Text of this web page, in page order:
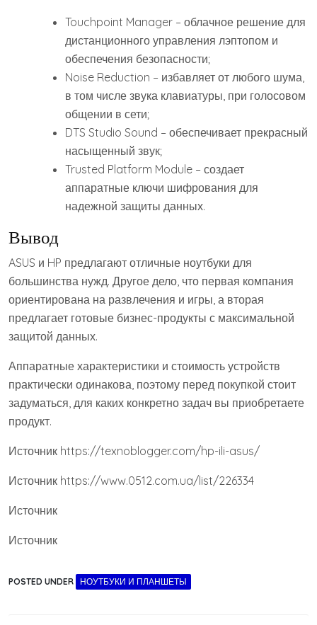
Touchpoint Manager – облачное решение для
дистанционного управления лэптопом и
обеспечения безопасности;
Noise Reduction – избавляет от любого шума,
в том числе звука клавиатуры, при голосовом
общении в сети;
DTS Studio Sound – обеспечивает прекрасный
насыщенный звук;
Trusted Platform Module – создает
аппаратные ключи шифрования для
надежной защиты данных.
Вывод
ASUS и HP предлагают отличные ноутбуки для
большинства нужд. Другое дело, что первая компания
ориентирована на развлечения и игры, а вторая
предлагает готовые бизнес-продукты с максимальной
защитой данных.
Аппаратные характеристики и стоимость устройств
практически одинакова, поэтому перед покупкой стоит
задуматься, для каких конкретно задач вы приобретаете
продукт.
Источник https://texnoblogger.com/hp-ili-asus/
Источник https://www.0512.com.ua/list/226334
Источник
Источник
POSTED UNDER НОУТБУКИ И ПЛАНШЕТЫ